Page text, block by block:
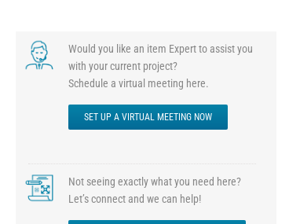
Would you like an item Expert to assist you
with your current project?
Schedule a virtual meeting here.
SET UP A VIRTUAL MEETING NOW
Not seeing exactly what you need here?
Let’s connect and we can help!